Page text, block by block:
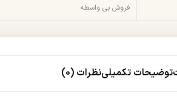
فروش بی واسطه
توضیحات تکمیلینظرات (0)